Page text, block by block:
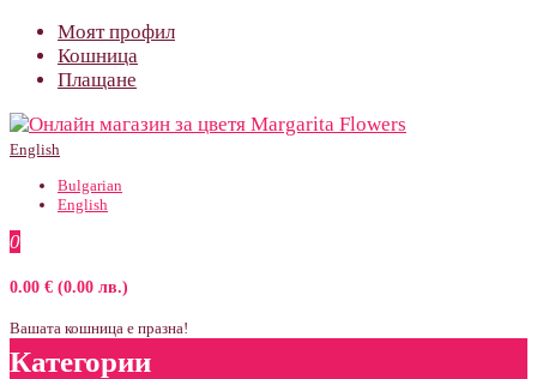
Моят профил
Кошница
Плащане
English
Bulgarian
English
0
0.00 € (0.00 лв.)
Вашата кошница е празна!
Категории